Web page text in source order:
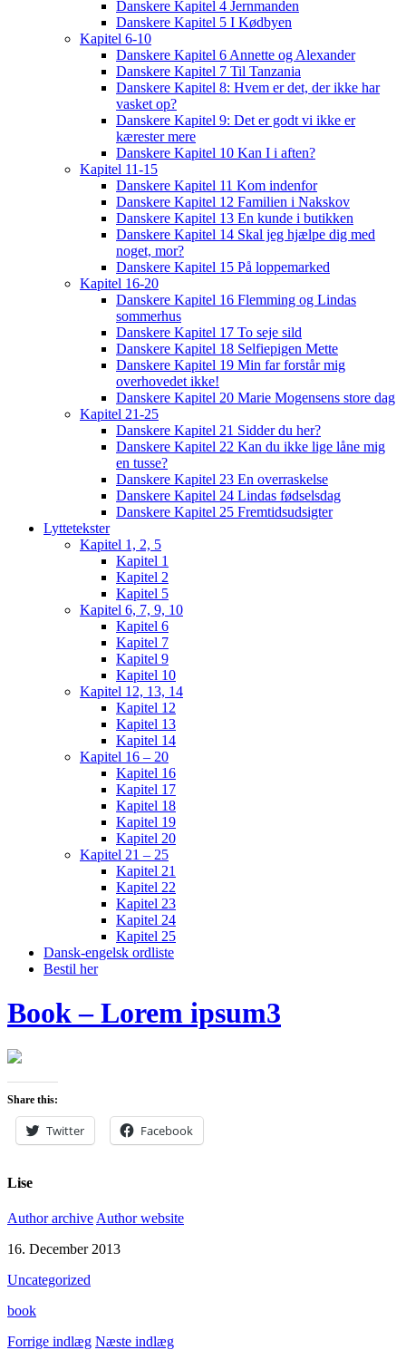
Danskere Kapitel 4 Jernmanden
Danskere Kapitel 5 I Kødbyen
Kapitel 6-10
Danskere Kapitel 6 Annette og Alexander
Danskere Kapitel 7 Til Tanzania
Danskere Kapitel 8: Hvem er det, der ikke har
vasket op?
Danskere Kapitel 9: Det er godt vi ikke er
kærester mere
Danskere Kapitel 10 Kan I i aften?
Kapitel 11-15
Danskere Kapitel 11 Kom indenfor
Danskere Kapitel 12 Familien i Nakskov
Danskere Kapitel 13 En kunde i butikken
Danskere Kapitel 14 Skal jeg hjælpe dig med
noget, mor?
Danskere Kapitel 15 På loppemarked
Kapitel 16-20
Danskere Kapitel 16 Flemming og Lindas
sommerhus
Danskere Kapitel 17 To seje sild
Danskere Kapitel 18 Selfiepigen Mette
Danskere Kapitel 19 Min far forstår mig
overhovedet ikke!
Danskere Kapitel 20 Marie Mogensens store dag
Kapitel 21-25
Danskere Kapitel 21 Sidder du her?
Danskere Kapitel 22 Kan du ikke lige låne mig
en tusse?
Danskere Kapitel 23 En overraskelse
Danskere Kapitel 24 Lindas fødselsdag
Danskere Kapitel 25 Fremtidsudsigter
Lyttetekster
Kapitel 1, 2, 5
Kapitel 1
Kapitel 2
Kapitel 5
Kapitel 6, 7, 9, 10
Kapitel 6
Kapitel 7
Kapitel 9
Kapitel 10
Kapitel 12, 13, 14
Kapitel 12
Kapitel 13
Kapitel 14
Kapitel 16 – 20
Kapitel 16
Kapitel 17
Kapitel 18
Kapitel 19
Kapitel 20
Kapitel 21 – 25
Kapitel 21
Kapitel 22
Kapitel 23
Kapitel 24
Kapitel 25
Dansk-engelsk ordliste
Bestil her
Book – Lorem ipsum3
Share this:
Twitter Facebook
Lise
Author archive Author website
16. December 2013
Uncategorized
book
Forrige indlæg Næste indlæg